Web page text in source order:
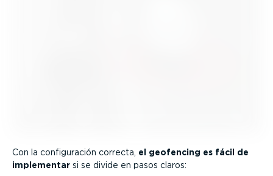
Con la confi­gu­ración correcta, el geofencing es fácil de
implementar si se divide en pasos claros: